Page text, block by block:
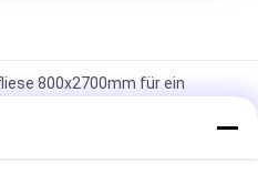
800x2700mm für ein
Herbst Serenade Textilien